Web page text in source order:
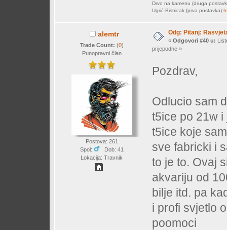
Drvo na kamenu (druga
Ugrić-Bistricak (prva postavka)
alemtr
Trade Count: (0)
Punopravni član
Postova: 261
Spol:
Dob: 41
Lokacija: Travnik
Odg: Pitanj:
« Odgovori #40 u:
prijepodne »
Pozdrav,
Odlucio sam
t5ice po 21w
t5ice koje
sve fabricki i
to je to. Ovaj
akvariju od
bilje itd. pa
i profi svjetlo
poomoci